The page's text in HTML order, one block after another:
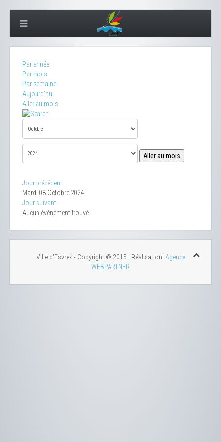
Par année
Par mois
Par semaine
Aujourd'hui
Aller au mois
Aller au mois
Jour précédent
Mardi 08 Octobre 2024
Jour suivant
Aucun évènement trouvé
Ville d'Esvres - Copyright © 2015 | Réalisation: Agence
WEBPARTNER